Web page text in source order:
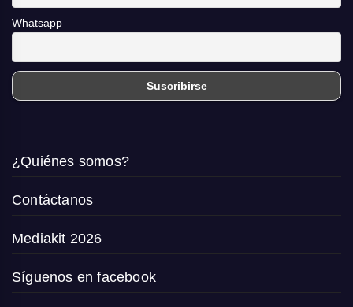
Whatsapp
¿Quiénes somos?
Contáctanos
Mediakit 2026
Síguenos en facebook